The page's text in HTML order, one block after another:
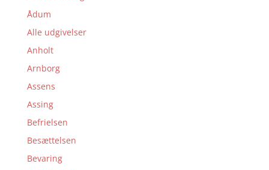
Ådum
Alle udgivelser
Anholt
Arnborg
Assens
Assing
Befrielsen
Besættelsen
Bevaring